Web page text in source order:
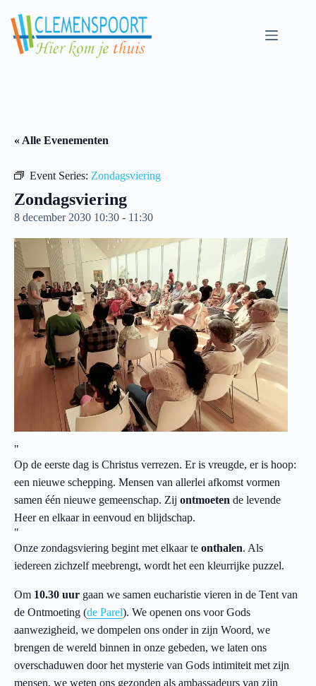
content
« Alle Evenementen
Event Series: Zondagsviering
Zondagsviering
8 december 2030 10:30 - 11:30
Op de eerste dag is Christus verrezen. Er is vreugde, er is hoop:
een nieuwe schepping. Mensen van allerlei afkomst vormen
samen één nieuwe gemeenschap. Zij ontmoeten de levende
Heer en elkaar in eenvoud en blijdschap.
Onze zondagsviering begint met elkaar te onthalen. Als
iedereen zichzelf meebrengt, wordt het een kleurrijke puzzel.
Om 10.30 uur gaan we samen eucharistie vieren in de Tent van
de Ontmoeting (de Parel). We openen ons voor Gods
aanwezigheid, we dompelen ons onder in zijn Woord, we
brengen de wereld binnen in onze gebeden, we laten ons
overschaduwen door het mysterie van Gods intimiteit met zijn
mensen, we weten ons gezonden als ambassadeurs van zijn